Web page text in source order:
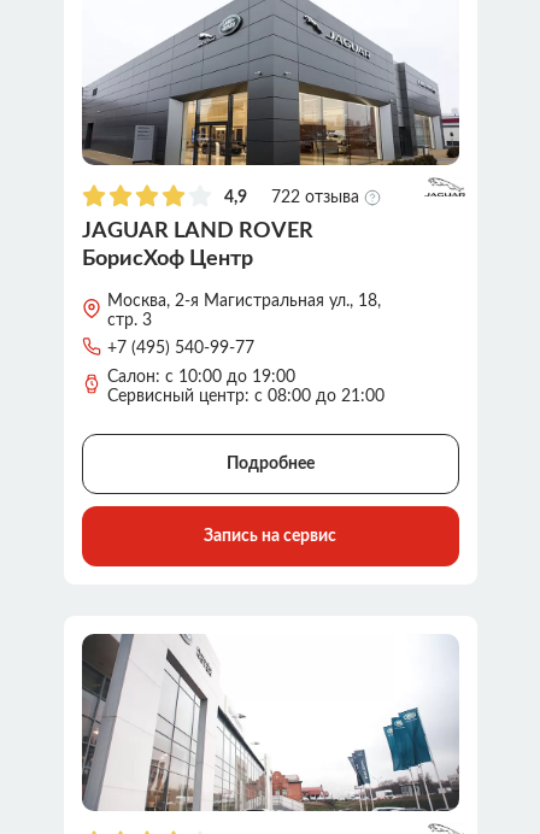
4,9 722 отзыва
JAGUAR LAND ROVER
БорисХоф Центр
Москва, 2-я Магистральная ул., 18,
стр. 3
+7 (495) 540-99-77
Салон: с 10:00 до 19:00
Сервисный центр: с 08:00 до 21:00
Подробнее
Запись на сервис